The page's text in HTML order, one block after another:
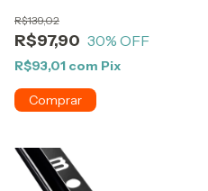
R$97,90
R$139,02
30% OFF
R$93,01 com Pix